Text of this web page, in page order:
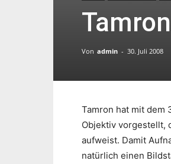
Von admin - 30. Juli 2008
Tamron hat mit dem
Objektiv vorgestellt,
aufweist. Damit
natürlich einen